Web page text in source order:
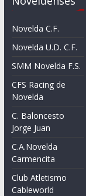
Novelda C.F.
Novelda U.D. C.F.
SMM Novelda F.S.
CFS Racing de
Novelda
C. Baloncesto
Jorge Juan
C.A.Novelda
Carmencita
Club Atletismo
Cableworld